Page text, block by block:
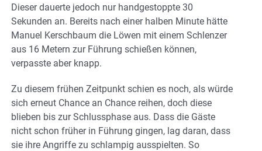
Dieser dauerte jedoch nur handgestoppte 30
Sekunden an. Bereits nach einer halben Minute hätte
Manuel Kerschbaum die Löwen mit einem Schlenzer
aus 16 Metern zur Führung schießen können,
verpasste aber knapp.
Zu diesem frühen Zeitpunkt schien es noch, als würde
sich erneut Chance an Chance reihen, doch diese
blieben bis zur Schlussphase aus. Dass die Gäste
nicht schon früher in Führung gingen, lag daran, dass
sie ihre Angriffe zu schlampig ausspielten. So